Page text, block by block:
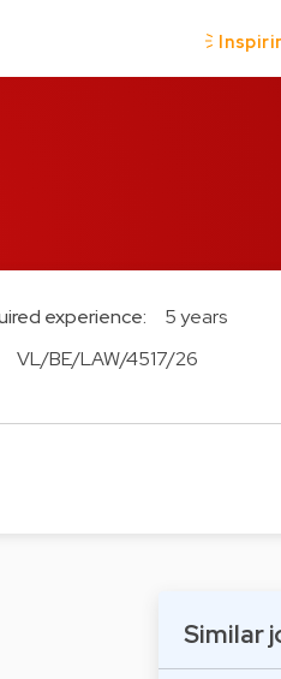
experience:
5 years
VL/BE/LAW/4517/26
Similar